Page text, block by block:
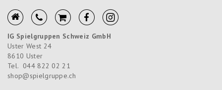
IG Spielgruppen Schweiz GmbH
Uster West 24
8610 Uster
Tel. 044 822 02 21
shop@spielgruppe.ch